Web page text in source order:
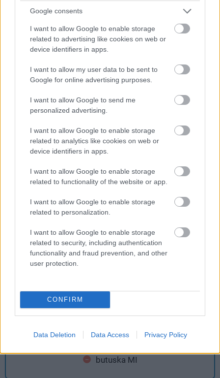
Google consents
I want to allow Google to enable storage
related to advertising like cookies on web or
device identifiers in apps.
I want to allow my user data to be sent to
Google for online advertising purposes.
I want to allow Google to send me
personalized advertising.
I want to allow Google to enable storage
related to analytics like cookies on web or
device identifiers in apps.
I want to allow Google to enable storage
related to functionality of the website or app.
I want to allow Google to enable storage
related to personalization.
I want to allow Google to enable storage
related to security, including authentication
functionality and fraud prevention, and other
user protection.
CONFIRM
Data Deletion Data Access Privacy Policy
Ami tetszett
hamisítatlan Indiana Jones-hangulat
izgalmas történet, remek karakterek
kiemelkedően jó pályadizájn
testreszabható élmény
Ami nem tetszett
külső nézetben sutábbnak tűnnek Indy
karakteranimációi
a lopakodás hiányosságai
butuska MI